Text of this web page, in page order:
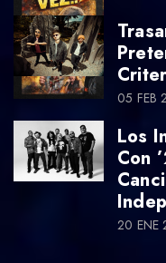
05 FEB
Los
Con
20 ENE